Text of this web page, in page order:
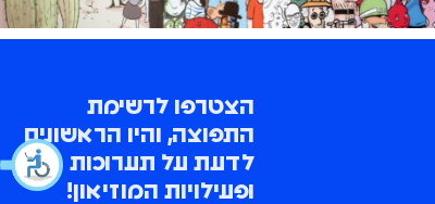
הצטרפו לרשימת
התפוצה, והיו הראשונים
לדעת על תערוכות
ופעילויות המוזיאון!